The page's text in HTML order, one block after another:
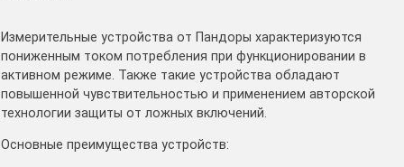
Измерительные устройства от Пандоры характеризуются
пониженным током потребления при функционировании в
активном режиме. Также такие устройства обладают
повышенной чувствительностью и применением авторской
технологии защиты от ложных включений.
Основные преимущества устройств: